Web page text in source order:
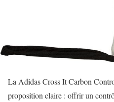
La Adidas Cross It Carbon
proposition claire : offrir un